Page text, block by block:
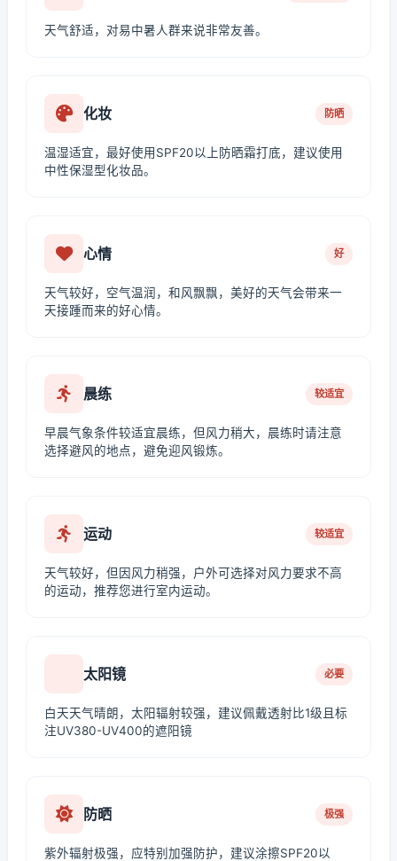
天气舒适，对易中暑人群来说非常友善。
化妆 防晒
温湿适宜，最好使用SPF20以上防晒霜打底，建议使用
中性保湿型化妆品。
心情 好
天气较好，空气温润，和风飘飘，美好的天气会带来一
天接踵而来的好心情。
晨练 较适宜
早晨气象条件较适宜晨练，但风力稍大，晨练时请注意
选择避风的地点，避免迎风锻炼。
运动 较适宜
天气较好，但因风力稍强，户外可选择对风力要求不高
的运动，推荐您进行室内运动。
太阳镜 必要
白天天气晴朗，太阳辐射较强，建议佩戴透射比1级且标
注UV380-UV400的遮阳镜
防晒 极强
紫外辐射极强，应特别加强防护，建议涂擦SPF20以